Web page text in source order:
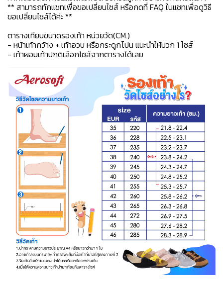
** สามารถทักแชทเพื่อขอเปลี่ยนไซส์ หรือกดที่ FAQ ในแชทเพื่อดูวิธี
ขอเปลี่ยนไซส์ได้ค่ะ **
ตารางเทียบขนาดรองเท้า หน่วยวัด(CM.)
- หน้าเท้ากว้าง + เท้าอวบ หรือกระดูกโปน แนะนำให้บวก 1 ไซส์
- เท้าผอมเท้าปกติเลือกไซส์จากตารางได้เลย